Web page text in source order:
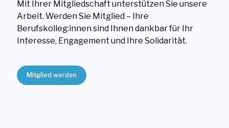
Mit Ihrer Mitgliedschaft unterstützen Sie unsere
Arbeit. Werden Sie Mitglied – Ihre
Berufskolleg:innen sind Ihnen dankbar für Ihr
Interesse, Engagement und Ihre Solidarität.
Mitglied werden